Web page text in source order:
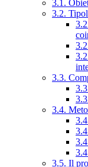
3.1.
3.2.
3.3.
3.4.
3.5. Il